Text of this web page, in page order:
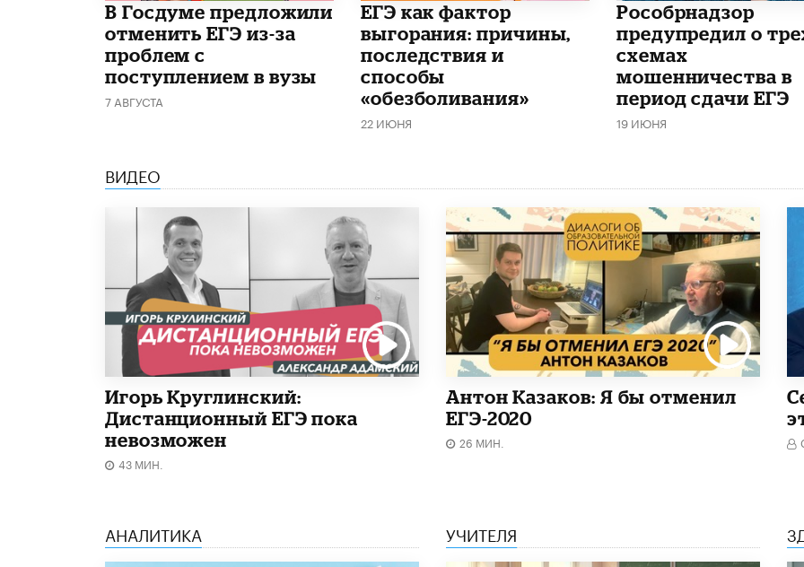
В Госдуме предложили
отменить ЕГЭ из-за
проблем с
поступлением в вузы
7 АВГУСТА
​ЕГЭ как фактор
выгорания: причины,
последствия и
способы
«обезболивания»
22 ИЮНЯ
Рособрнадзор
предупредил о
схемах
мошенничества в
период сдачи ЕГЭ
19 ИЮНЯ
ВИДЕО
Игорь Круглинский:
Дистанционный ЕГЭ пока
невозможен
43 МИН.
Антон Казаков: Я бы отменил
ЕГЭ-2020
26 МИН.
АНАЛИТИКА УЧИТЕЛЯ